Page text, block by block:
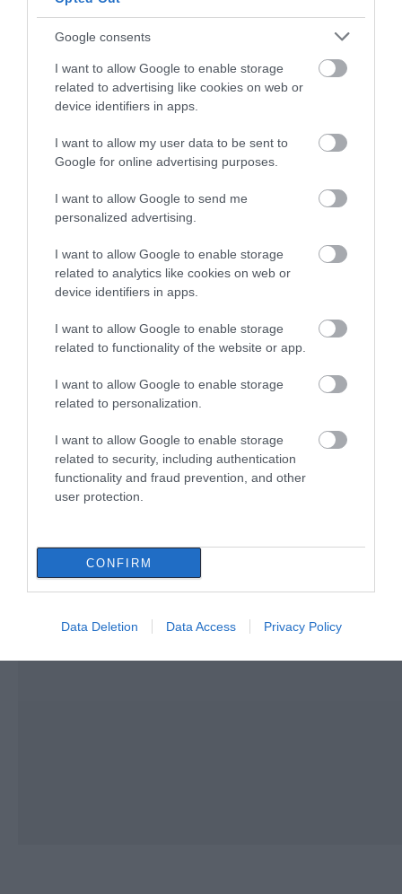
Google consents
I want to allow Google to enable storage
related to advertising like cookies on web or
device identifiers in apps.
I want to allow my user data to be sent to
Google for online advertising purposes.
I want to allow Google to send me
personalized advertising.
I want to allow Google to enable storage
related to analytics like cookies on web or
device identifiers in apps.
I want to allow Google to enable storage
related to functionality of the website or app.
I want to allow Google to enable storage
related to personalization.
I want to allow Google to enable storage
related to security, including authentication
functionality and fraud prevention, and other
user protection.
CONFIRM
Data Deletion Data Access Privacy Policy
λουόμενος
07.08.2026 | 14:00
Μεγάλο πανηγύρι απόψε με την
Χαρά Βέρρα στην Εύβοια – Η
07.08.2026 | 13:45
για το χωράφι του
07.08.2026 | 13:30
Το evima.gr Αποκαλύπτει: Τρία
πυροσβεστικά οχήματα έφτασαν
07.08.2026 | 13:05
Συντάξεις: Ποιοι θα πάρουν
αύξηση το 2027 – Τα ποσά
Σκύρος: Επέστρεψαν
στην Εύβοια οι
πυροσβέστες που
έδωσαν μάχη με τις
φλόγες – Έφτασαν
στην Κύμη
Νέα αποκάλυψη του
εθελοντικές ομάδες
της Εύβοιας
ενισχύονται με
Μεγάλη προσοχή
λάδια στην Εύβοια
της